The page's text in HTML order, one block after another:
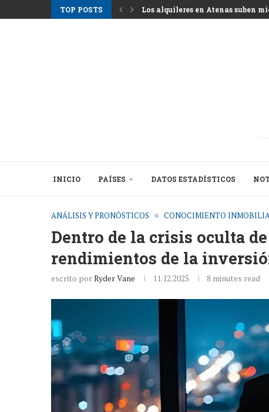
TOP POSTS
Los alquileres en Atenas suben
INICIO PAÍSES DATOS ESTADÍSTICOS
ANÁLISIS Y PRONÓSTICOS CONOCIMIENTO
Dentro de la crisis oculta
rendimientos de la
escrito porRyder Vane 11.12.2025 8 minutes read